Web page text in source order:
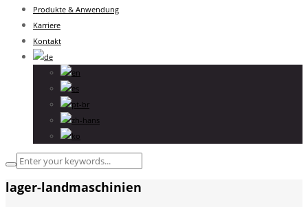
Produkte & Anwendung
Karriere
Kontakt
lager-landmaschinien